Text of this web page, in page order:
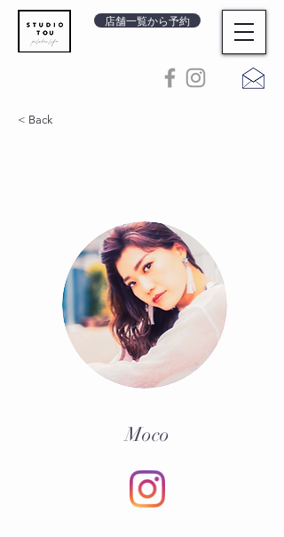
店舗一覧から予約
< Back
Moco